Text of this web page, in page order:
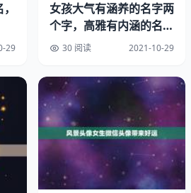
字的天干和地支，以及五行属性都
对这些因素的分析和比较，可以得
29
女孩大气有涵养的名字两
个字，高雅有内涵的名字
两个字
30 阅读 2021-10-29